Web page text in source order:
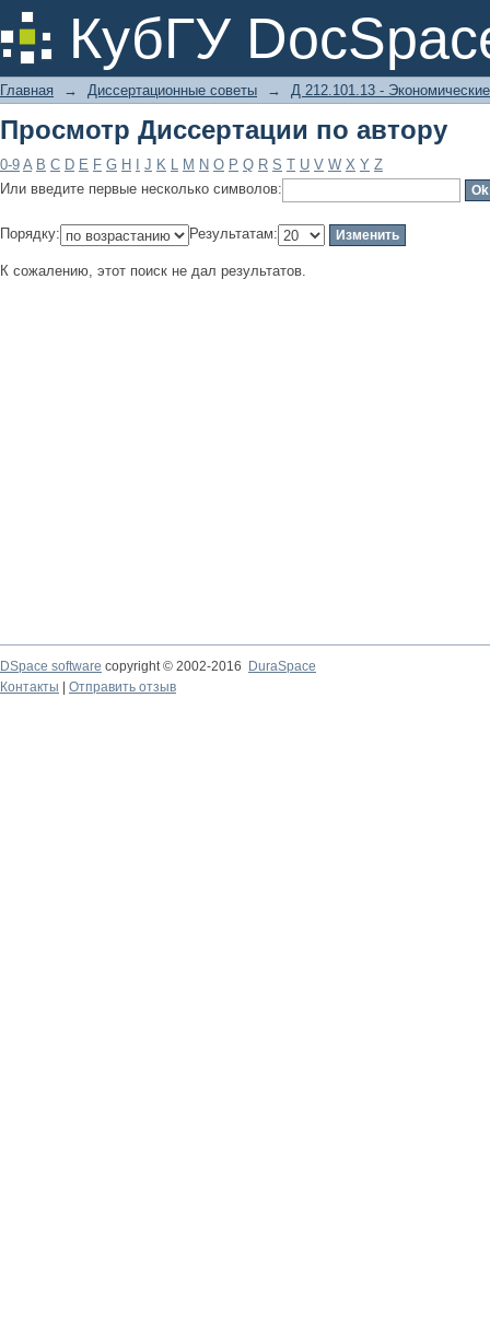
КубГУ
Просмотр Диссертации по автору
Главная → Диссертационные советы → Д 212.101.13 -
Просмотр Диссертации по автору
0-9 A B C D E F G H J K L M N O P Q R S T U V W X Y Z
Или введите первые несколько символов:
Порядку: Результатам:
К сожалению, этот поиск не дал результатов.
DSpace software copyright © 2002-2016
DuraSpace
Контакты
Отправить отзыв